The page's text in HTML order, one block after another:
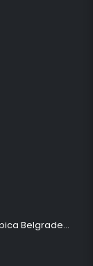
Šetač HOLO srednji silikonska Ribica Belgrade Walker